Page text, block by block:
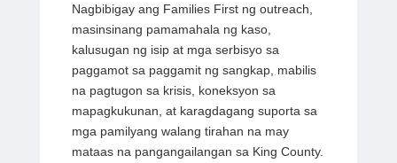
Nagbibigay ang Families Firstng outreach,
masinsinang pamamahala ng kaso,
kalusugan ng isip at mga serbisyo sa
paggamot sa paggamit ng sangkap, mabilis
na pagtugon sa krisis, koneksyon sa
mapagkukunan, at karagdagang suporta sa
mga pamilyang walang tirahan na may
mataas na pangangailangan sa King County.